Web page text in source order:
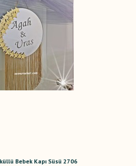
Bebek Kapı Süsü 2706